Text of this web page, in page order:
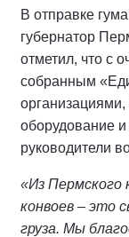
В отправке
губернатор
отметил, что с
собранным
оборудование
руководители
«Из Пермского
конвоев – это
груза. Мы